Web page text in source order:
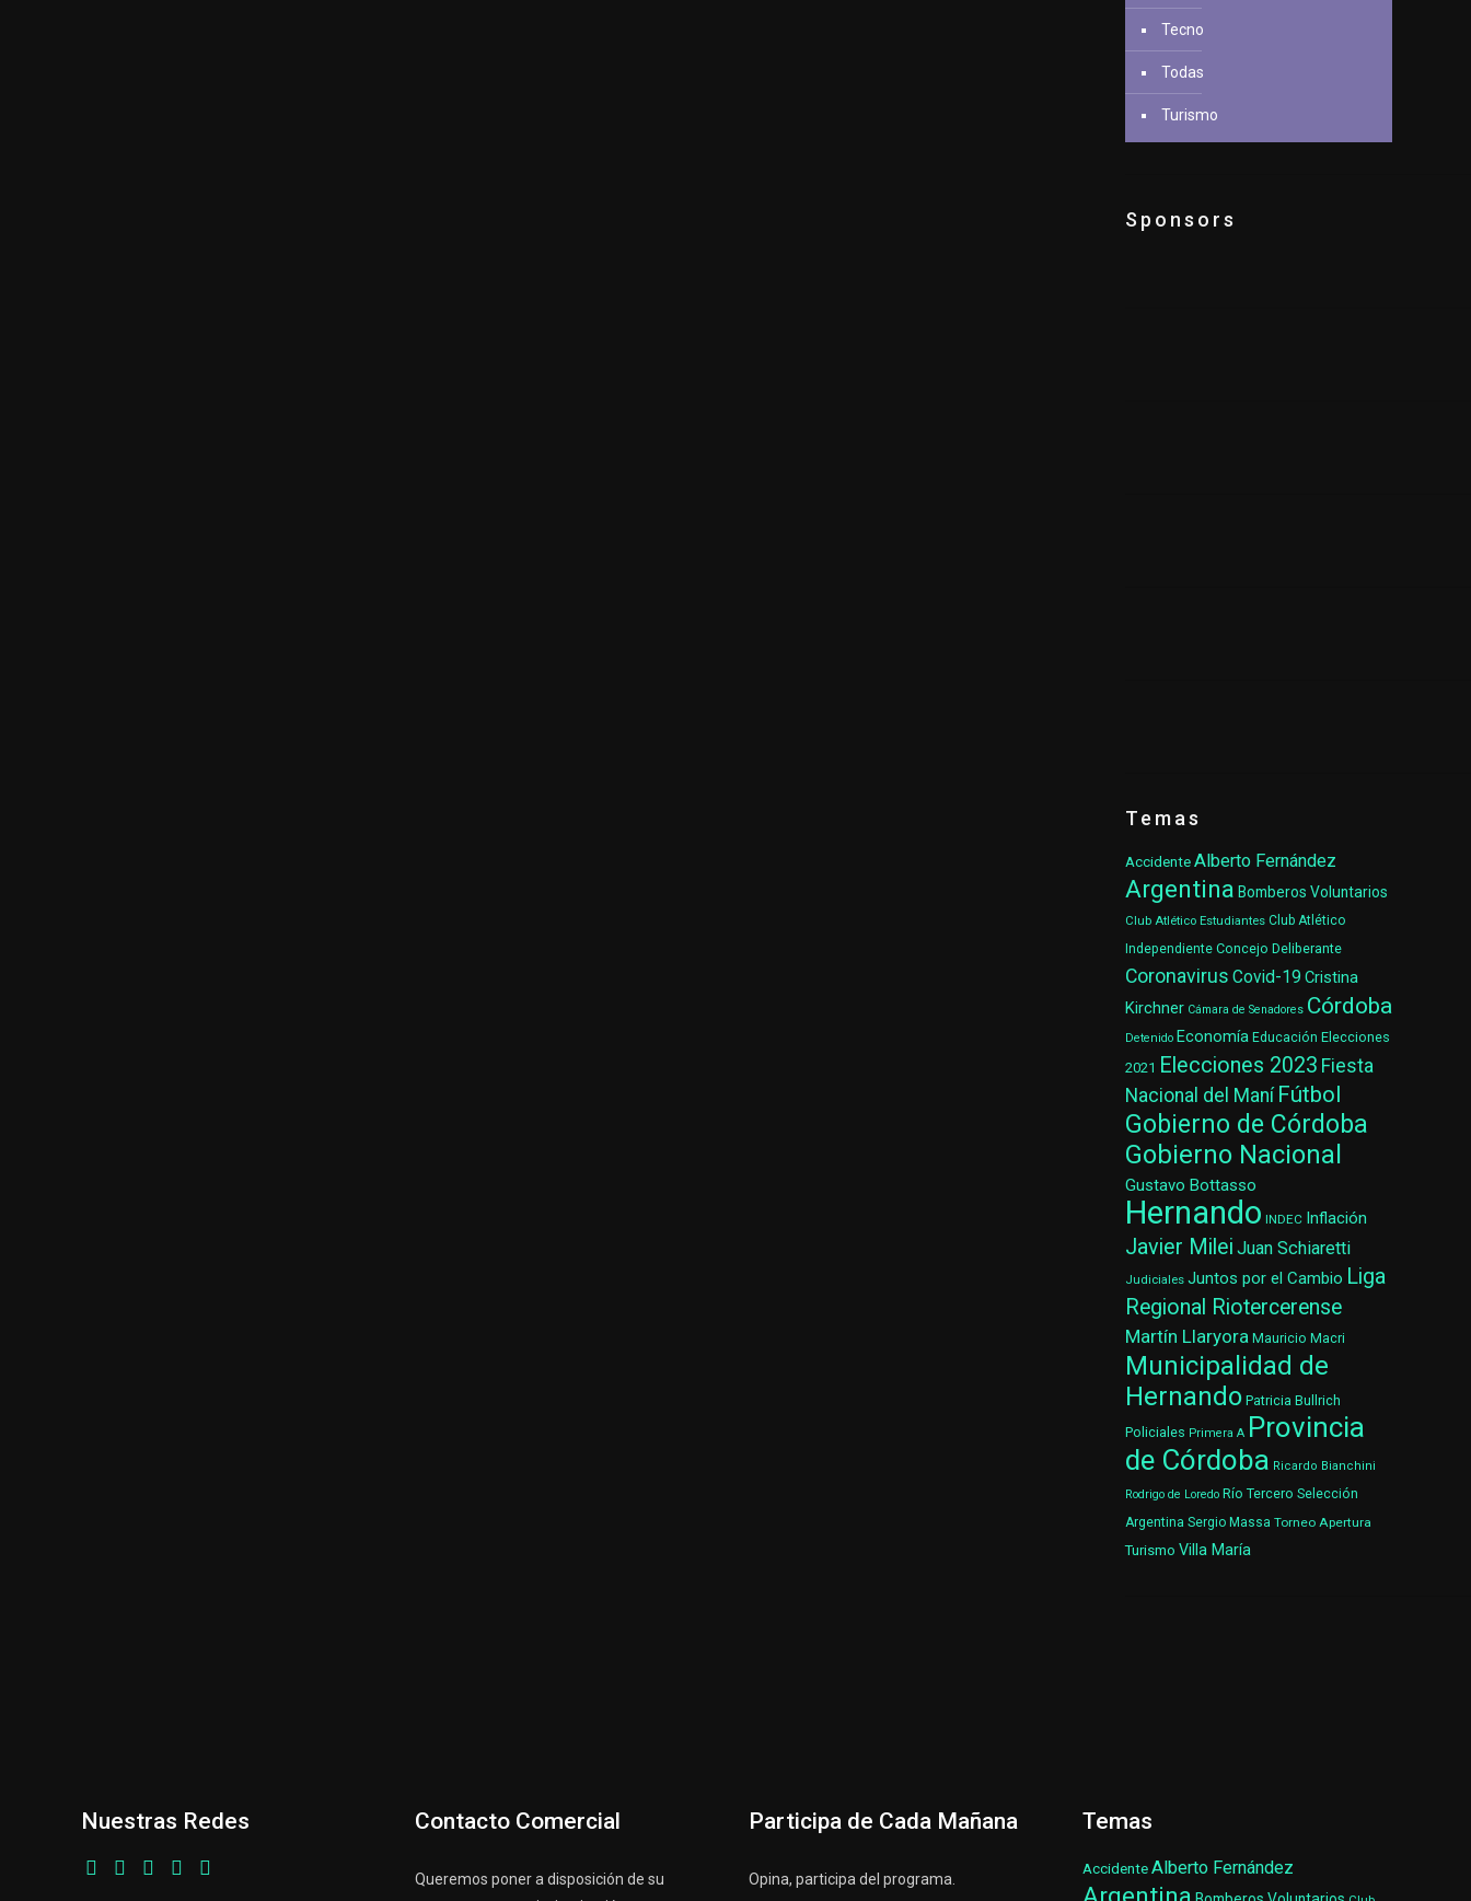
Tecno
Todas
Turismo
Sponsors
Temas
AccidenteAlberto Fernández
Argentina Bomberos Voluntarios
Club Atlético Estudiantes Club Atlético
Independiente Concejo Deliberante
Coronavirus Covid-19 Cristina
Kirchner Cámara de Senadores Córdoba
Detenido Economía Educación Elecciones
2021 Elecciones 2023 Fiesta
Nacional del Maní Fútbol
Gobierno de Córdoba
Gobierno Nacional
Gustavo Bottasso
Hernando INDEC Inflación
Javier Milei Juan Schiaretti
Judiciales Juntos por el Cambio Liga
Regional Riotercerense
Martín Llaryora Mauricio Macri
Municipalidad de
Hernando Patricia Bullrich
Policiales Primera A Provincia
de Córdoba Ricardo Bianchini
Rodrigo de Loredo Río Tercero Selección
Argentina Sergio Massa Torneo Apertura
Turismo Villa María
Nuestras Redes Contacto Comercial
Queremos poner a disposición de su
Participa de Cada Mañana
Opina, participa del programa.
Temas
AccidenteAlberto Fernández